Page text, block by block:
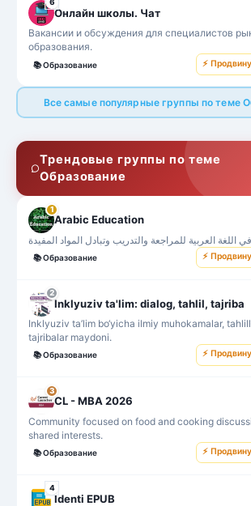
6
Онлайн школы. Чат
Вакансии и обсуждения для специалистов
образования.
📚Образование ⚡
Все самые популярные группы по теме
Трендовые группы по теме
Образование
1
Arabic Education
📚Образование ⚡
2
Inklyuziv ta'lim: dialog, tahlil, tajriba
Inklyuziv ta’lim bo‘yicha ilmiy muhokamalar,
tajribalar maydoni.
📚Образование ⚡
3
CL - MBA 2026
Community focused on food and cooking
shared interests.
📚Образование ⚡
4
Identi EPUB